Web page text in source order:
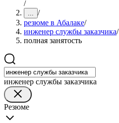
/
... /
резюме в Абалаке/
инженер службы заказчика/
полная занятость
инженер службы заказчика
Резюме